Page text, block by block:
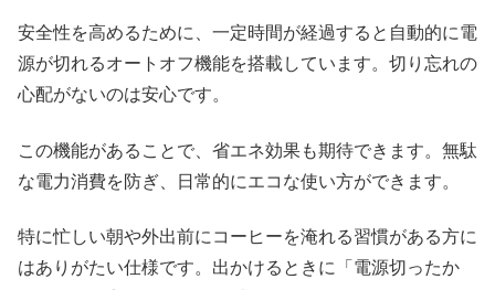
安全性を高めるために、一定時間が経過すると自動的に電
源が切れるオートオフ機能を搭載しています。切り忘れの
心配がないのは安心です。
この機能があることで、省エネ効果も期待できます。無駄
な電力消費を防ぎ、日常的にエコな使い方ができます。
特に忙しい朝や外出前にコーヒーを淹れる習慣がある方に
はありがたい仕様です。出かけるときに「電源切ったか